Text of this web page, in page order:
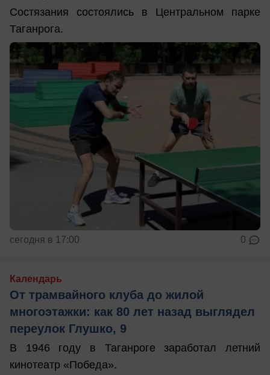
Состязания состоялись в Центральном парке
Таганрога.
сегодня в 17:00 0
Календарь
От трамвайного клуба до жилой
многоэтажки: как 80 лет назад выглядел
переулок Глушко, 9
В 1946 году в Таганроге заработал летний
кинотеатр «Победа».